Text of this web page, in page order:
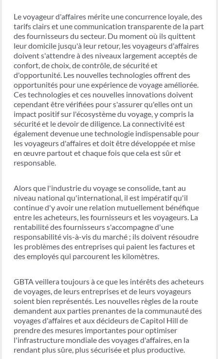
Le voyageur d'affaires mérite une concurrence loyale, des
tarifs clairs et une communication transparente de la part
des fournisseurs du secteur. Du moment où ils quittent
leur domicile jusqu'à leur retour, les voyageurs d'affaires
doivent s'attendre à des niveaux largement acceptés de
confort, de choix, de contrôle, de sécurité et
d'opportunité. Les nouvelles technologies offrent des
opportunités pour une expérience de voyage améliorée.
Ces technologies et ces nouvelles innovations doivent
cependant être vérifiées pour s'assurer qu'elles ont un
impact positif sur l'écosystème du voyage, y compris la
sécurité et le devoir de diligence. La connectivité est
également devenue une technologie indispensable pour
les voyageurs d'affaires et doit être développée et mise
en œuvre partout et chaque fois que cela est sûr et
responsable.
Alors que l'industrie du voyage se consolide, tant au
niveau national qu'international, il est impératif qu'il
continue d'y avoir une relation mutuellement bénéfique
entre les acheteurs, les fournisseurs et les voyageurs. La
rentabilité des fournisseurs s'accompagne d'une
responsabilité vis-à-vis du marché ; ils doivent résoudre
les problèmes des entreprises qui paient les factures et
des employés qui parcourent les kilomètres.
GBTA veillera toujours à ce que les intérêts des acheteurs
de voyages, de leurs entreprises et de leurs voyageurs
soient bien représentés. Les nouvelles règles de la route
demandent aux parties prenantes de la communauté des
voyages d'affaires et aux décideurs de Capitol Hill de
prendre des mesures importantes pour optimiser
l'infrastructure mondiale des voyages d'affaires, en la
rendant plus sûre, plus sécurisée et plus productive.